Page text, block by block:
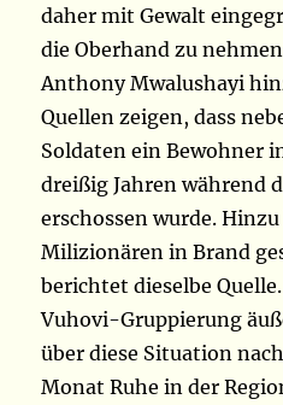
daher mit Gewalt
die Oberhand zu
Anthony Mwalushayi
Quellen zeigen, dass
Soldaten ein Bewohner
dreißig Jahren während
erschossen wurde.
Milizionären in Brand
berichtet dieselbe
Vuhovi-Gruppierung
über diese Situation
Monat Ruhe in der